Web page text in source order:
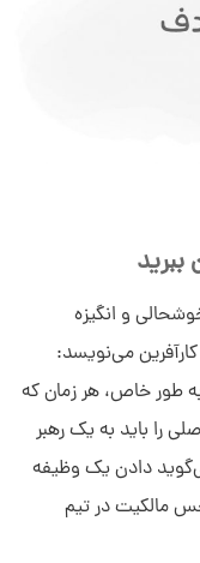
و انگیزه
می‌نویسد:
طور خاص، هر زمان که
را باید به یک رهبر
دادن یک وظیفه
مالکیت در تیم